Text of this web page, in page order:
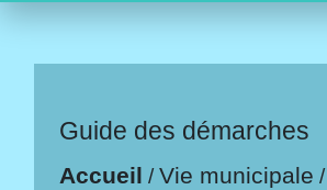
Guide des démarches
Accueil /Vie municipale /